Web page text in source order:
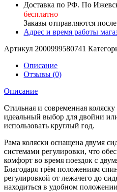
Доставка по РФ. По
бесплатно
Заказы отправляются после
Адрес и время работы
Артикул 2000999580741
Описание
Отзывы (0)
Описание
Cтильная и современная
идеальный выбор для двойни
использовать круглый год.
Рама коляски оснащена двумя
системами регулировки, что
комфорт во время поездок с
Благодаря трём положениям
регулировкой от лежачего до
находиться в удобном